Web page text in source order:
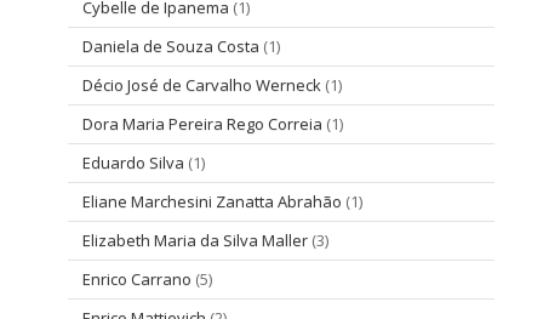
Cybelle de Ipanema (1)
Daniela de Souza Costa (1)
Décio José de Carvalho Werneck (1)
Dora Maria Pereira Rego Correia (1)
Eduardo Silva (1)
Eliane Marchesini Zanatta Abrahão (1)
Elizabeth Maria da Silva Maller (3)
Enrico Carrano (5)